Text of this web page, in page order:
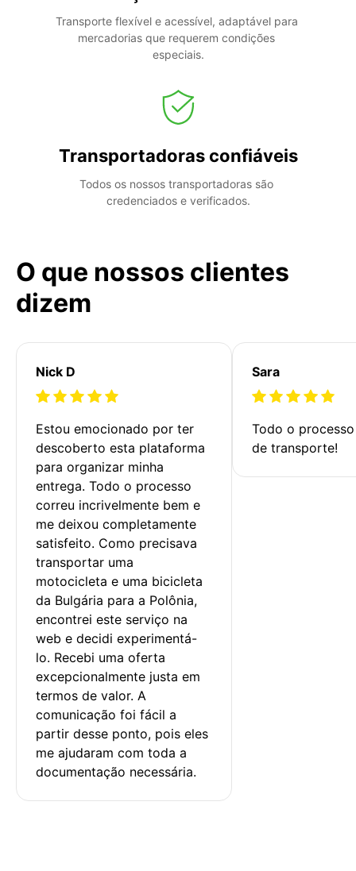
Transporte flexível e acessível, adaptável para
mercadorias que requerem condições
especiais.
Transportadoras confiáveis
Todos os nossos transportadoras são
credenciados e verificados.
O que nossos clientes
dizem
Nick D
Estou emocionado por ter
descoberto esta plataforma
para organizar minha
entrega. Todo o processo
correu incrivelmente bem e
me deixou completamente
satisfeito. Como precisava
transportar uma
motocicleta e uma bicicleta
da Bulgária para a Polônia,
encontrei este serviço na
web e decidi experimentá-
lo. Recebi uma oferta
excepcionalmente justa em
termos de valor. A
comunicação foi fácil a
partir desse ponto, pois eles
me ajudaram com toda a
documentação necessária.
Sara
Todo o
de transporte!